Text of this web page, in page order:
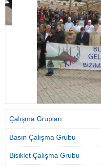
Çalışma Grupları
Basın Çalışma Grubu
Bisiklet Çalışma Grubu